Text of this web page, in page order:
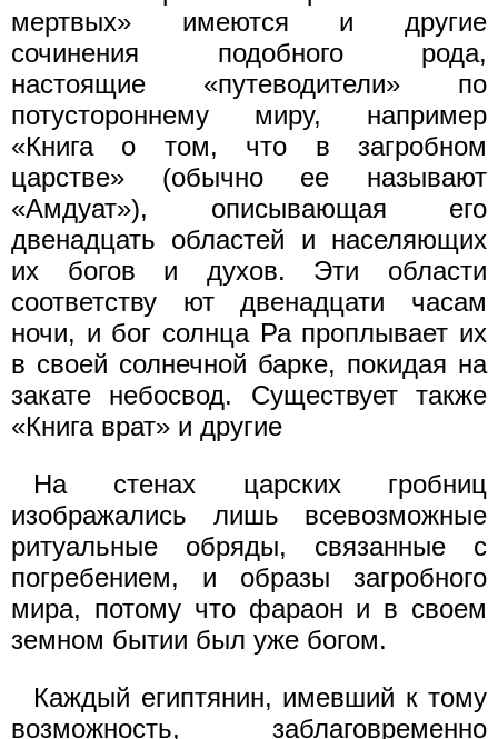
мертвых» имеются и другие
сочинения подобного рода,
настоящие «путеводители» по
потустороннему миру, например
«Книга о том, что в загробном
царстве» (обычно ее называют
«Амдуат»), описывающая его
двенадцать областей и населяющих
их богов и духов. Эти области
соответству ют двенадцати часам
ночи, и бог солнца Ра проплывает их
в своей солнечной барке, покидая на
закате небосвод. Существует также
«Книга врат» и другие
На стенах царских гробниц
изображались лишь всевозможные
ритуальные обряды, связанные с
погребением, и образы загробного
мира, потому что фараон и в своем
земном бытии был уже богом.
Каждый египтянин, имевший к тому
возможность, заблаговременно